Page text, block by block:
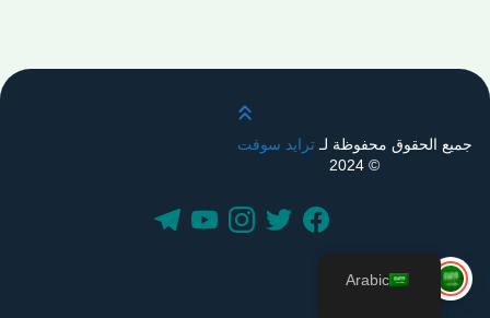
قم بالتمرير لأعلى
جميع الحقوق محفوظة لـترايد سوفت
© 2024
Arabic